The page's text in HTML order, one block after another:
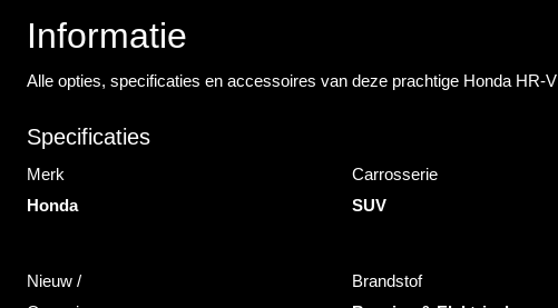
Informatie
Alle opties, specificaties en accessoires van deze prachtige Honda HR-V
Specificaties
Merk
Honda
Carrosserie
SUV
Nieuw /
Brandstof